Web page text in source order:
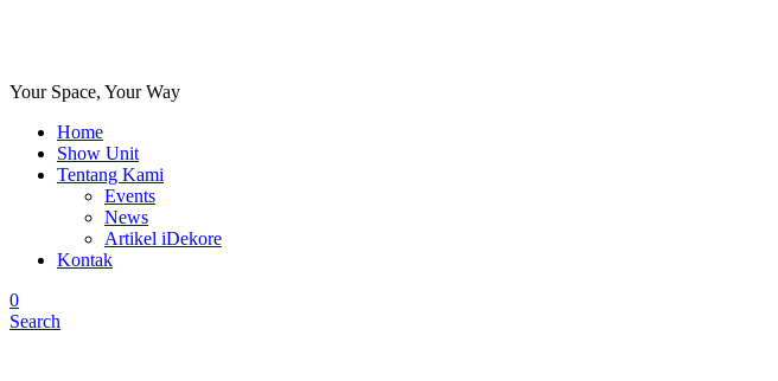
Your Space, Your Way
Home
Show Unit
Tentang Kami
Events
News
Artikel iDekore
Kontak
0
Search